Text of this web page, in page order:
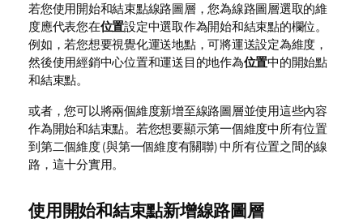
若您使用開始和結束點線路圖層，您為線路圖層選取的維
度應代表您在位置設定中選取作為開始和結束點的欄位。
例如，若您想要視覺化運送地點，可將運送設定為維度，
然後使用經銷中心位置和運送目的地作為位置中的開始點
和結束點。
或者，您可以將兩個維度新增至線路圖層並使用這些內容
作為開始和結束點。若您想要顯示第一個維度中所有位置
到第二個維度 (與第一個維度有關聯) 中所有位置之間的線
路，這十分實用。
使用開始和結束點新增線路圖層